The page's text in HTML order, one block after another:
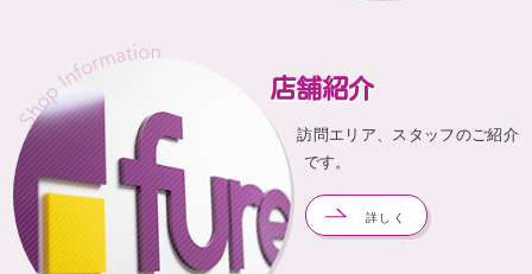
店舗紹介
訪問エリア、スタッフのご紹介
です。
詳しく